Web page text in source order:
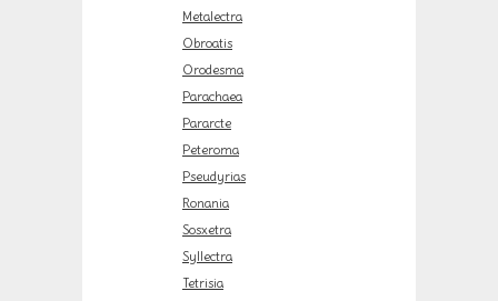
Metalectra
Obroatis
Orodesma
Parachaea
Pararcte
Peteroma
Pseudyrias
Ronania
Sosxetra
Syllectra
Tetrisia